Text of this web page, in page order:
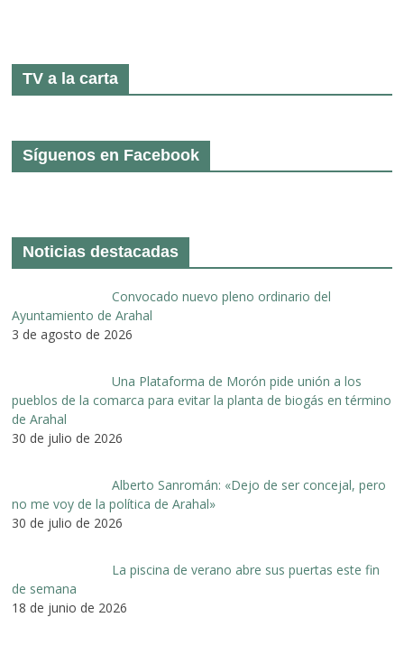
TV a la carta
Síguenos en Facebook
Noticias destacadas
Convocado nuevo pleno ordinario del
Ayuntamiento de Arahal
3 de agosto de 2026
Una Plataforma de Morón pide unión a los
pueblos de la comarca para evitar la planta de biogás en término
de Arahal
30 de julio de 2026
Alberto Sanromán: «Dejo de ser concejal, pero
no me voy de la política de Arahal»
30 de julio de 2026
La piscina de verano abre sus puertas este fin
de semana
18 de junio de 2026